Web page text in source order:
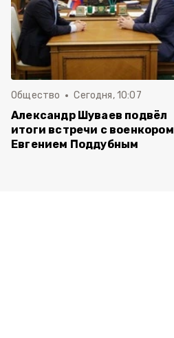
Общество Сегодня, 10:07
Александр Шуваев подвёл
итоги встречи с военкором
Евгением Поддубным